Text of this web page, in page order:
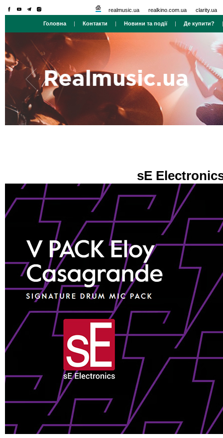
realmusic.ua realkino.com.ua clarity.ua
Головна | Контакти | Новини та події| Де купити?
sE